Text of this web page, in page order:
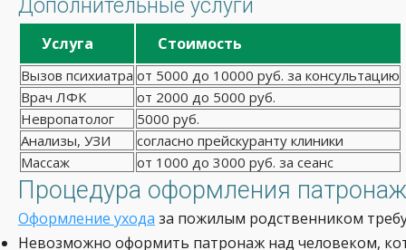
Дополнительные услуги
Услуга Стоимость
Вызов психиатра от 5000 до 10000 руб. за консультацию
Врач ЛФК
от 2000 до 5000 руб.
Невропатолог
5000 руб.
Анализы, УЗИ
согласно прейскуранту клиники
Массаж
от 1000 до 3000 руб. за сеанс
Процедура оформления
Оформление ухода за пожилым родственником
Невозможно оформить патронаж над человеком,